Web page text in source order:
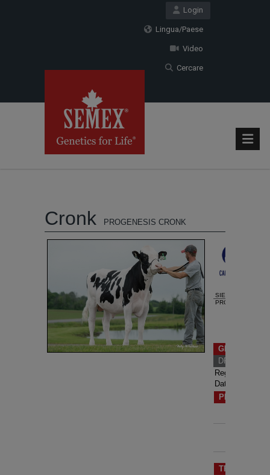
Login
Lingua/Paese
Video
Cercare